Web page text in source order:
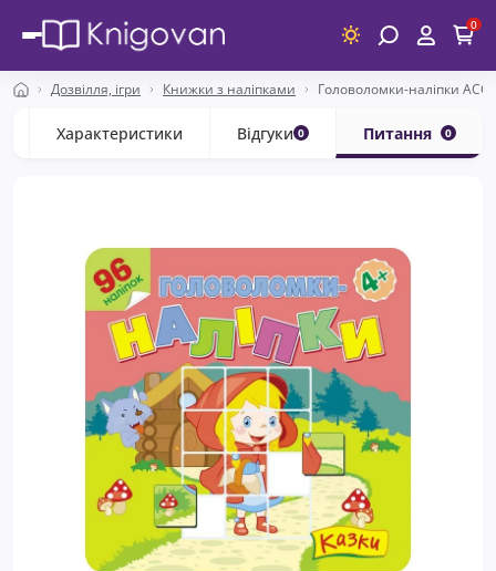
0
Дозвілля, ігри Книжки з наліпками Головоломки-наліпки
Характеристики Відгуки 0 Питання 0